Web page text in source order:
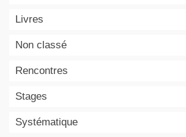
Livres
Non classé
Rencontres
Stages
Systématique